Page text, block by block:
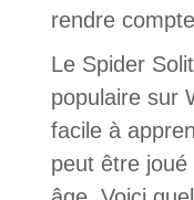
rendre
Le Spider
populaire sur
facile à
peut être